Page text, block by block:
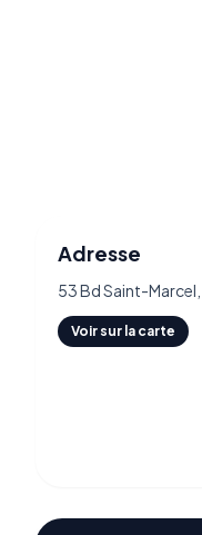
Adresse
53 Bd Saint-
Voir sur la carte